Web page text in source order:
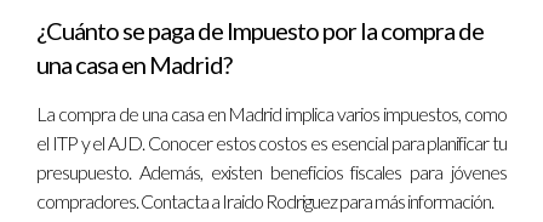
¿Cuánto se paga de Impuesto por la compra de
una casa en Madrid?
La compra de una casa en Madrid implica varios impuestos, como
el ITP y el AJD. Conocer estos costos es esencial para planificar tu
presupuesto. Además, existen beneficios fiscales para jóvenes
compradores. Contacta a Iraido Rodriguez para más información.